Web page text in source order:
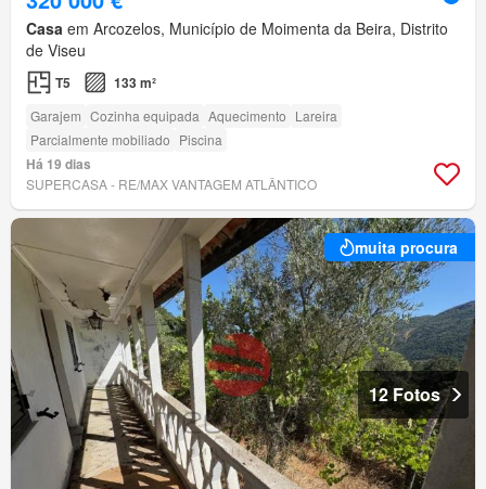
Casa em Arcozelos, Município de Moimenta da Beira, Distrito
de Viseu
T5 133 m²
Garajem Cozinha equipada Aquecimento Lareira
Parcialmente mobiliado Piscina
Há 19 dias
SUPERCASA - RE/MAX VANTAGEM ATLÂNTICO
muita procura
12 Fotos